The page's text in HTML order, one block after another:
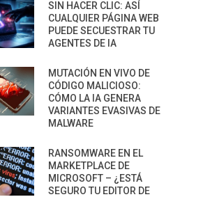
SIN HACER CLIC: ASÍ
CUALQUIER PÁGINA WEB
PUEDE SECUESTRAR TU
AGENTES DE IA
MUTACIÓN EN VIVO DE
CÓDIGO MALICIOSO:
CÓMO LA IA GENERA
VARIANTES EVASIVAS DE
MALWARE
RANSOMWARE EN EL
MARKETPLACE DE
MICROSOFT – ¿ESTÁ
SEGURO TU EDITOR DE